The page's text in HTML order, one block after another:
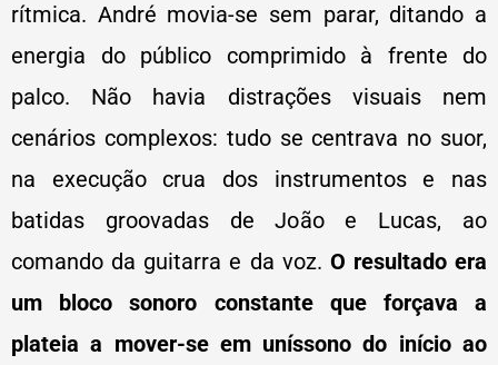
rítmica. André movia-se sem parar, ditando a
energia do público comprimido à frente do
palco. Não havia distrações visuais nem
cenários complexos: tudo se centrava no suor,
na execução crua dos instrumentos e nas
batidas groovadas de João e Lucas, ao
comando da guitarra e da voz. O resultado era
um bloco sonoro constante que forçava a
plateia a mover-se em uníssono do início ao